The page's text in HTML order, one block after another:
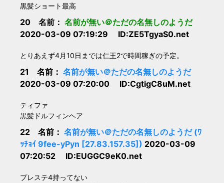
黒髪ショート最高
20 名前： 名前が無い＠ただの名無しのようだ
2020-03-09 07:19:29 ID:ZE5TgyaS0.net
とりあえず4月10日までは仁王2で時間稼ぎの予定。
21 名前： 名前が無い＠ただの名無しのようだ
2020-03-09 07:20:00 ID:CgtigC8uM.net
ティファ
黒髪ドルフィンヘア
22 名前： 名前が無い＠ただの名無しのようだ (ﾜ
ｯﾁｮｲ 9fee-yPyn [27.83.157.35]) 2020-03-09
07:20:52 ID:EUGGC9eK0.net
プレステ4持ってない